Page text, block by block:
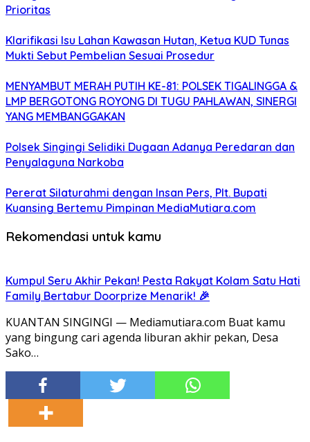
Prioritas
Klarifikasi Isu Lahan Kawasan Hutan, Ketua KUD Tunas
Mukti Sebut Pembelian Sesuai Prosedur
MENYAMBUT MERAH PUTIH KE-81: POLSEK TIGALINGGA &
LMP BERGOTONG ROYONG DI TUGU PAHLAWAN, SINERGI
YANG MEMBANGGAKAN
Polsek Singingi Selidiki Dugaan Adanya Peredaran dan
Penyalaguna Narkoba
Pererat Silaturahmi dengan Insan Pers, Plt. Bupati
Kuansing Bertemu Pimpinan MediaMutiara.com
Rekomendasi untuk kamu
Kumpul Seru Akhir Pekan! Pesta Rakyat Kolam Satu Hati
Family Bertabur Doorprize Menarik! 🎉
KUANTAN SINGINGI — Mediamutiara.com Buat kamu
yang bingung cari agenda liburan akhir pekan, Desa
Sako…